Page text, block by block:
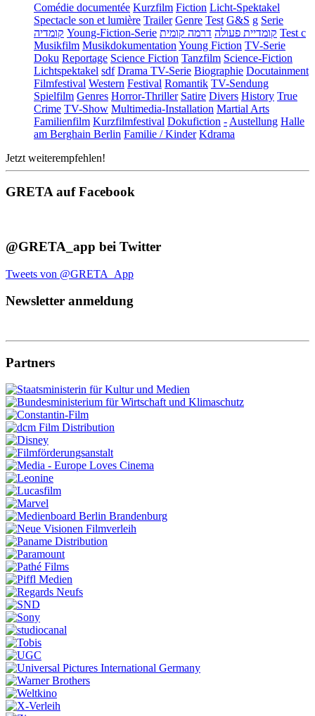
Comédie documentée Kurzfilm Fiction Licht-Spektakel
Spectacle son et lumière Trailer Genre Test G&S g Serie
קומדיה Young-Fiction-Serie קומדיית פעולה דרמה קומית
Test c
Musikfilm Musikdokumentation Young Fiction TV-Serie
Doku Reportage Science Fiction Tanzfilm Science-Fiction
Lichtspektakel sdf Drama TV-Serie Biographie Docutainment
Filmfestival Western Festival Romantik TV-Sendung
Spielfilm Genres Horror-Thriller Satire Divers History True
Crime TV-Show Multimedia-Installation Martial Arts
Familienfilm Kurzfilmfestival Dokufiction - Austellung Halle
am Berghain Berlin Familie / Kinder Kdrama
Jetzt weiterempfehlen!
GRETA auf Facebook
@GRETA_app bei Twitter
Tweets von @GRETA_App
Newsletter anmeldung
Partners